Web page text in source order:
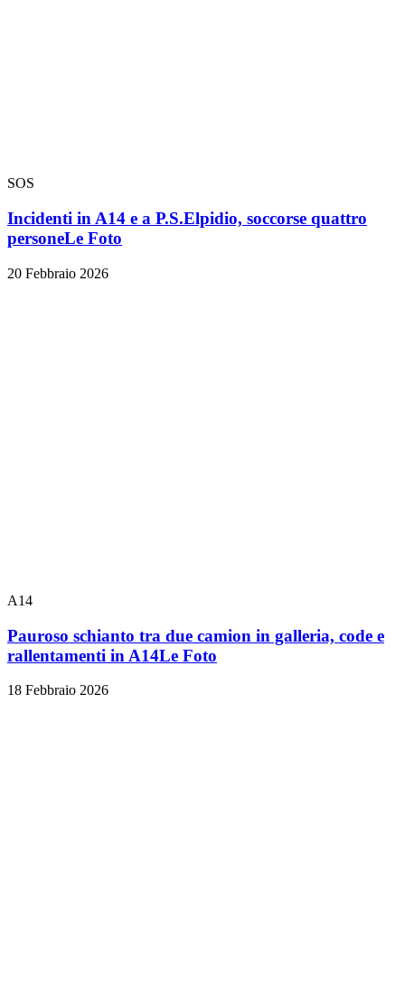
SOS
Incidenti in A14 e a P.S.Elpidio, soccorse quattro
personeLe Foto
20 Febbraio 2026
A14
Pauroso schianto tra due camion in galleria, code e
rallentamenti in A14Le Foto
18 Febbraio 2026